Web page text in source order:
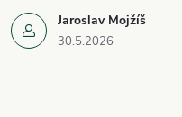
Jaroslav Mojžíš
30.5.2026